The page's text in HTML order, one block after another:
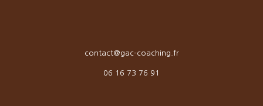
contact@gac-coaching.fr
06 16 73 76 91